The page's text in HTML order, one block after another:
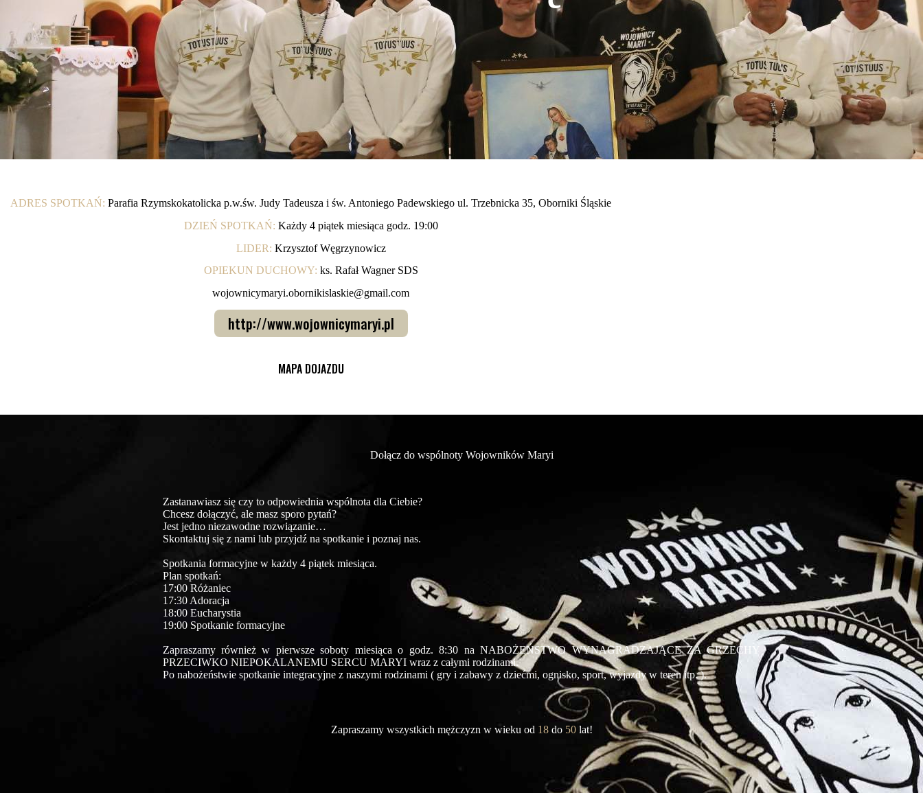
ADRES SPOTKAŃ: Parafia Rzymskokatolicka p.w.św. Judy Tadeusza i św. Antoniego Padewskiego ul. Trzebnicka 35, Oborniki Śląskie
DZIEŃ SPOTKAŃ: Każdy 4 piątek miesiąca godz. 19:00
LIDER: Krzysztof Węgrzynowicz
OPIEKUN DUCHOWY: ks. Rafał Wagner SDS
wojownicymaryi.obornikislaskie@gmail.com
http://www.wojownicymaryi.pl
MAPA DOJAZDU
Dołącz do wspólnoty Wojowników Maryi
Zastanawiasz się czy to odpowiednia wspólnota dla Ciebie?
Chcesz dołączyć, ale masz sporo pytań?
Jest jedno niezawodne rozwiązanie…
Skontaktuj się z nami lub przyjdź na spotkanie i poznaj nas.
Spotkania formacyjne w każdy 4 piątek miesiąca.
Plan spotkań:
17:00 Różaniec
17:30 Adoracja
18:00 Eucharystia
19:00 Spotkanie formacyjne
Zapraszamy również w pierwsze soboty miesiąca o godz. 8:30 na NABOŻEŃSTWO WYNAGRADZAJĄCE ZA GRZECHY
PRZECIWKO NIEPOKALANEMU SERCU MARYI wraz z całymi rodzinami.
Po nabożeństwie spotkanie integracyjne z naszymi rodzinami ( gry i zabawy z dziećmi, ognisko, sport, wyjazdy w teren itp. ).
Zapraszamy wszystkich mężczyzn w wieku od 18 do50 lat!